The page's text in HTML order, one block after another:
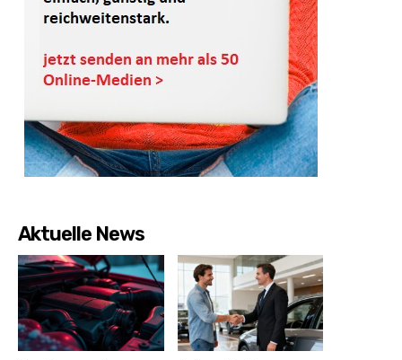
Aktuelle News